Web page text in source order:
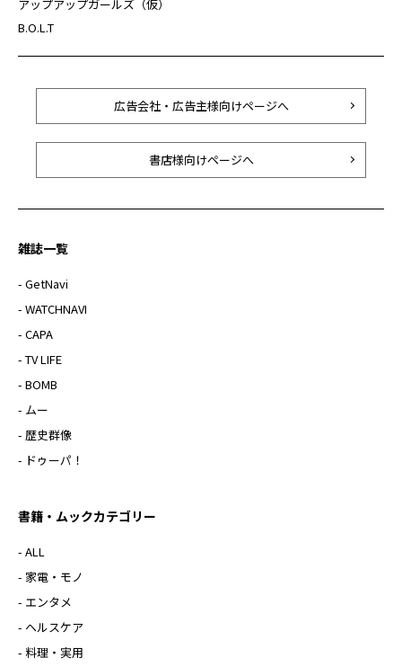
アップアップガールズ（仮）
B.O.L.T
広告会社・広告主様向けページへ
書店様向けページへ
雑誌一覧
- GetNavi
- WATCHNAVI
- CAPA
- TV LIFE
- BOMB
- ムー
- 歴史群像
- ドゥーパ！
書籍・ムックカテゴリー
- ALL
- 家電・モノ
- エンタメ
- ヘルスケア
- 料理・実用